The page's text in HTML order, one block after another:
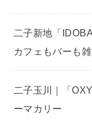
二子新地「
カフェもバーも
二子玉川｜「
ーマカリー